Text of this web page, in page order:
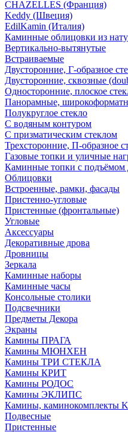
CHAZELLES (Франция)
Keddy (Швеция)
EdilKamin (Италия)
Каминные облицовки из
Вертикально-вытянутые
Встраиваемые
Двусторонние, Г-образное
Двусторонние, сквозные
Односторонние, плоское
Панорамные,
Полукруглое стекло
С водяным контуром
С призматическим стеклом
Трехсторонние, П-образное
Газовые топки и уличные
Каминные топки с подъёмом
Облицовки
Встроенные, рамки, фасады
Пристенно-угловые
Пристенные (фронтальные)
Угловые
Аксессуары
Декоративные дрова
Дровницы
Зеркала
Каминные наборы
Каминные часы
Консольные столики
Подсвечники
Предметы Декора
Экраны
Камины ПРАГА
Камины МЮНХЕН
Камины ТРИ СТЕКЛА
Камины КРИТ
Камины РОДОС
Камины ЭКЛИПС
Камины, каминокомплекты
Подвесные
Пристенные